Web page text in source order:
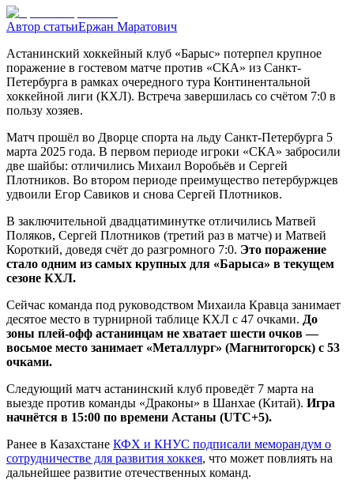
Автор статьиЕржан Маратович
Астанинский хоккейный клуб «Барыс» потерпел крупное
поражение в гостевом матче против «СКА» из Санкт-
Петербурга в рамках очередного тура Континентальной
хоккейной лиги (КХЛ). Встреча завершилась со счётом 7:0 в
пользу хозяев.
Матч прошёл во Дворце спорта на льду Санкт-Петербурга 5
марта 2025 года. В первом периоде игроки «СКА» забросили
две шайбы: отличились Михаил Воробьёв и Сергей
Плотников. Во втором периоде преимущество петербуржцев
удвоили Егор Савиков и снова Сергей Плотников.
В заключительной двадцатиминутке отличились Матвей
Поляков, Сергей Плотников (третий раз в матче) и Матвей
Короткий, доведя счёт до разгромного 7:0. Это поражение
стало одним из самых крупных для «Барыса» в текущем
сезоне КХЛ.
Сейчас команда под руководством Михаила Кравца занимает
десятое место в турнирной таблице КХЛ с 47 очками. До
зоны плей-офф астанинцам не хватает шести очков —
восьмое место занимает «Металлург» (Магнитогорск) с 53
очками.
Следующий матч астанинский клуб проведёт 7 марта на
выезде против команды «Драконы» в Шанхае (Китай). Игра
начнётся в 15:00 по времени Астаны (UTC+5).
Ранее в Казахстане КФХ и КНУС подписали меморандум о
сотрудничестве для развития хоккея, что может повлиять на
дальнейшее развитие отечественных команд.